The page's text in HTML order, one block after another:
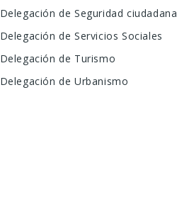
Delegación de Seguridad ciudadana
Delegación de Servicios Sociales
Delegación de Turismo
Delegación de Urbanismo